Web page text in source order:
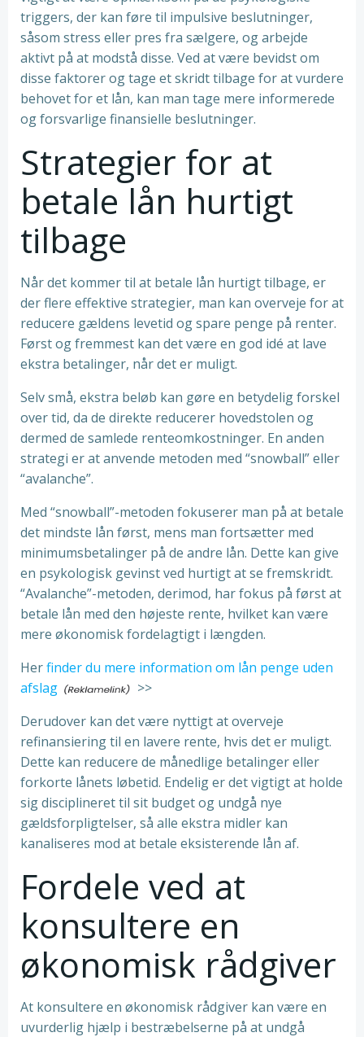
triggers, der kan føre til impulsive beslutninger,
såsom stress eller pres fra sælgere, og arbejde
aktivt på at modstå disse. Ved at være bevidst om
disse faktorer og tage et skridt tilbage for at vurdere
behovet for et lån, kan man tage mere informerede
og forsvarlige finansielle beslutninger.
Strategier for at
betale lån hurtigt
tilbage
Når det kommer til at betale lån hurtigt tilbage, er
der flere effektive strategier, man kan overveje for at
reducere gældens levetid og spare penge på renter.
Først og fremmest kan det være en god idé at lave
ekstra betalinger, når det er muligt.
Selv små, ekstra beløb kan gøre en betydelig forskel
over tid, da de direkte reducerer hovedstolen og
dermed de samlede renteomkostninger. En anden
strategi er at anvende metoden med “snowball” eller
“avalanche”.
Med “snowball”-metoden fokuserer man på at betale
det mindste lån først, mens man fortsætter med
minimumsbetalinger på de andre lån. Dette kan give
en psykologisk gevinst ved hurtigt at se fremskridt.
“Avalanche”-metoden, derimod, har fokus på først at
betale lån med den højeste rente, hvilket kan være
mere økonomisk fordelagtigt i længden.
Herfinder du mere information om lån penge uden
afslag
>>
Derudover kan det være nyttigt at overveje
refinansiering til en lavere rente, hvis det er muligt.
Dette kan reducere de månedlige betalinger eller
forkorte lånets løbetid. Endelig er det vigtigt at holde
sig disciplineret til sit budget og undgå nye
gældsforpligtelser, så alle ekstra midler kan
kanaliseres mod at betale eksisterende lån af.
Fordele ved at
konsultere en
økonomisk rådgiver
At konsultere en økonomisk rådgiver kan være en
uvurderlig hjælp i bestræbelserne på at undgå